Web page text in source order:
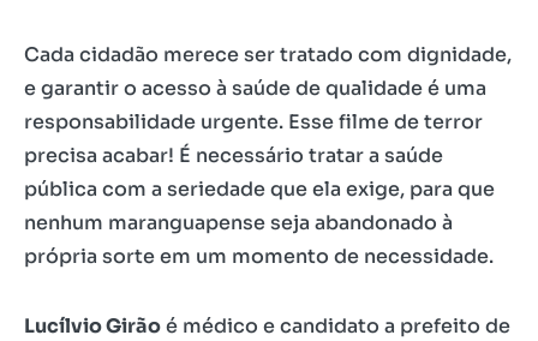
Cada cidadão merece ser tratado com dignidade,
e garantir o acesso à saúde de qualidade é uma
responsabilidade urgente. Esse filme de terror
precisa acabar! É necessário tratar a saúde
pública com a seriedade que ela exige, para que
nenhum maranguapense seja abandonado à
própria sorte em um momento de necessidade.
Lucílvio Girãoé médico e candidato a prefeito de